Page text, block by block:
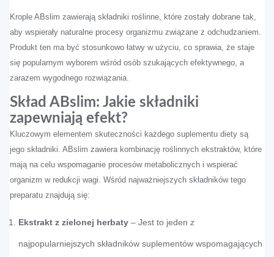
Krople ABslim zawierają składniki roślinne, które zostały dobrane tak,
aby wspierały naturalne procesy organizmu związane z odchudzaniem.
Produkt ten ma być stosunkowo łatwy w użyciu, co sprawia, że staje
się popularnym wyborem wśród osób szukających efektywnego, a
zarazem wygodnego rozwiązania.
Skład ABslim: Jakie składniki
zapewniają efekt?
Kluczowym elementem skuteczności każdego suplementu diety są
jego składniki. ABslim zawiera kombinację roślinnych ekstraktów, które
mają na celu wspomaganie procesów metabolicznych i wspierać
organizm w redukcji wagi. Wśród najważniejszych składników tego
preparatu znajdują się:
Ekstrakt z zielonej herbaty – Jest to jeden z
najpopularniejszych składników suplementów wspomagających